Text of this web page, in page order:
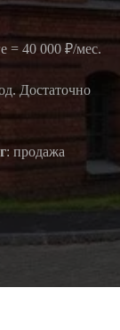
= 40 000 ₽/мес.
Достаточно
: продажа